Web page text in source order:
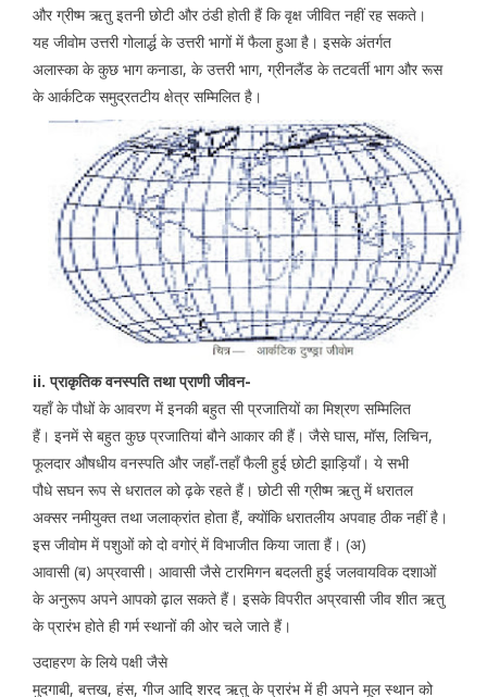
और ग्रीष्म ऋतु इतनी छोटी और ठंडी होती हैं कि वृक्ष जीवित नहीं रह सकते।
यह जीवोम उत्तरी गोलार्द्ध के उत्तरी भागों में फैला हुआ है। इसके अंतर्गत
अलास्का के कुछ भाग कनाडा, के उत्तरी भाग, ग्रीनलैंड के तटवर्ती भाग और रूस
के आर्कटिक समुद्रतटीय क्षेत्र सम्मिलित है।
ii. प्राकृतिक वनस्पति तथा प्राणी जीवन-
यहाँ के पौधों के आवरण में इनकी बहुत सी प्रजातियों का मिश्रण सम्मिलित
हैं। इनमें से बहुत कुछ प्रजातियां बौने आकार की हैं। जैसे घास, मॉस, लिचिन,
फूलदार औषधीय वनस्पति और जहाँ-तहाँ फैली हुई छोटी झाड़ियाँ। ये सभी
पौधे सघन रूप से धरातल को ढ़के रहते हैं। छोटी सी ग्रीष्म ऋतु में धरातल
अक्सर नमीयुक्त तथा जलाक्रांत होता हैं, क्योंकि धरातलीय अपवाह ठीक नहीं है।
इस जीवोम में पशुओं को दो वगोर्ं में विभाजीत किया जाता हैं। (अ)
आवासी (ब) अप्रवासी। आवासी जैसे टारमिगन बदलती हुई जलवायविक दशाओं
के अनुरूप अपने आपको ढ़ाल सकते हैं। इसके विपरीत अप्रवासी जीव शीत ऋतु
के प्रारंभ होते ही गर्म स्थानों की ओर चले जाते हैं।
उदाहरण के लिये पक्षी जैसे
मुदगाबी, बत्तख, हंस, गीज आदि शरद ऋतु के प्रारंभ में ही अपने मूल स्थान को